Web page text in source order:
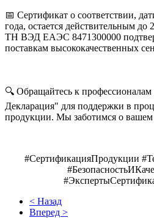
📅 Сертификат о соответствии,
года, остается действительным до
ТН ВЭД ЕАЭС 8471300000
поставкам высококачественных
🔍 Обращайтесь к
Декларация" для поддержки в
продукции. Мы заботимся о вашем
#СертификацияПродукции
< Назад
Вперед >